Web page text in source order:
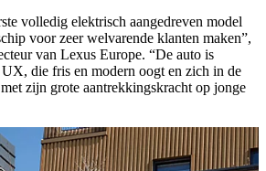
volledig elektrisch aangedreven model
voor zeer welvarende klanten maken”,
van Lexus Europe. “De auto is
die fris en modern oogt en zich in de
zijn grote aantrekkingskracht op jonge